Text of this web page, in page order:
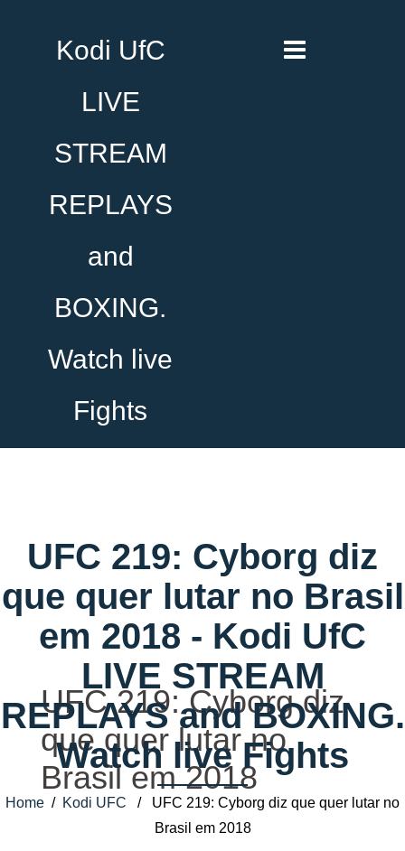
Kodi UfC
LIVE
STREAM
REPLAYS
and
BOXING.
Watch live
Fights
UFC 219: Cyborg diz
que quer lutar no Brasil
em 2018 - Kodi UfC
LIVE STREAM
REPLAYS and BOXING.
Watch live Fights
Home / Kodi UFC / UFC 219: Cyborg diz que quer lutar no
Brasil em 2018
UFC 219: Cyborg diz
que quer lutar no
Brasil em 2018